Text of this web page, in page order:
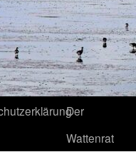
Der
Wattenrat